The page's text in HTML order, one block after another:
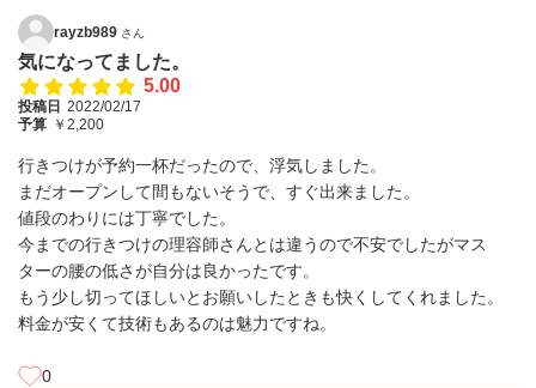
rayzb989 さん
気になってました。
5.00
投稿日 2022/02/17
予算 ￥2,200
行きつけが予約一杯だったので、浮気しました。
まだオープンして間もないそうで、すぐ出来ました。
値段のわりには丁寧でした。
今までの行きつけの理容師さんとは違うので不安でしたがマス
ターの腰の低さが自分は良かったです。
もう少し切ってほしいとお願いしたときも快くしてくれました。
料金が安くて技術もあるのは魅力ですね。
0